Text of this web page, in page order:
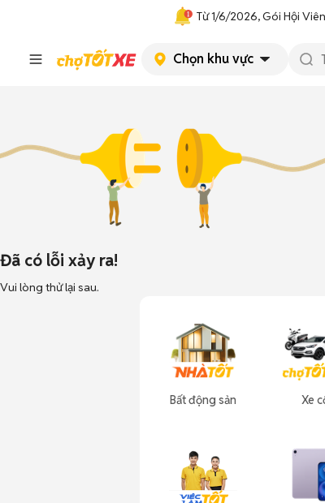
Từ 1/6/2026, Gói Hội
Chọn khu vực
Đã có lỗi xảy ra!
Vui lòng thử lại sau.
Bất động sản Xe